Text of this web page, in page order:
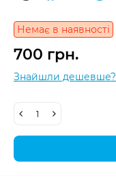
Немає в наявності
700 грн.
Знайшли дешевше?